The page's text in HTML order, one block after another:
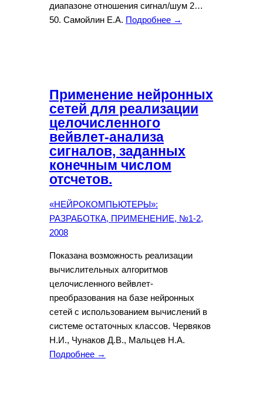
диапазоне отношения сигнал/шум 2…
50. Самойлин Е.А. Подробнее →
Применение нейронных
сетей для реализации
целочисленного
вейвлет-анализа
сигналов, заданных
конечным числом
отсчетов.
«НЕЙРОКОМПЬЮТЕРЫ»:
РАЗРАБОТКА, ПРИМЕНЕНИЕ, №1-2,
2008
Показана возможность реализации
вычислительных алгоритмов
целочисленного вейвлет-
преобразования на базе нейронных
сетей с использованием вычислений в
системе остаточных классов. Червяков
Н.И., Чунаков Д.В., Мальцев Н.А.
Подробнее →